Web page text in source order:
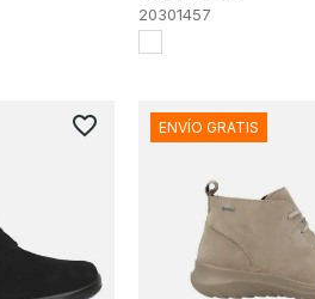
20301457
favorite_border ENVÍO GRATIS